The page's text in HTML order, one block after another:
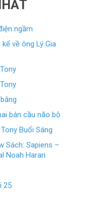
ngầm
về ông Lý Gia
bán cầu não bộ
Buổi Sáng
Sách: Sapiens –
Noah Harari
25